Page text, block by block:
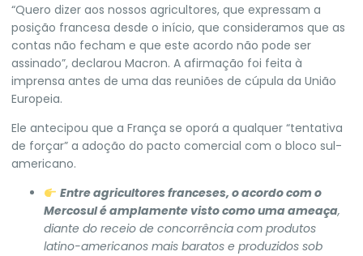
“Quero dizer aos nossos agricultores, que expressam a
posição francesa desde o início, que consideramos que as
contas não fecham e que este acordo não pode ser
assinado”, declarou Macron. A afirmação foi feita à
imprensa antes de uma das reuniões de cúpula da União
Europeia.
Ele antecipou que a França se oporá a qualquer “tentativa
de forçar” a adoção do pacto comercial com o bloco sul-
americano.
Entre agricultores franceses, o acordo com o
Mercosul é amplamente visto como uma ameaça,
diante do receio de concorrência com produtos
latino-americanos mais baratos e produzidos sob